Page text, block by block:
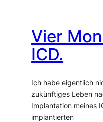
Vier
ICD.
Ich habe eigentlich
zukünftiges Leben
Implantation meines
implantierten